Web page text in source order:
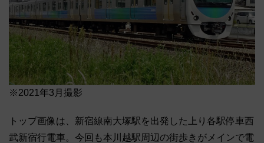
※2021年3月撮影
トップ画像は、新宿線南大塚駅を出発した上り各駅停車西
武新宿行電車。今回も本川越駅周辺の街歩きがメインで電